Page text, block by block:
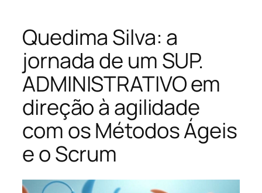
Quedima Silva: a
jornada de um SUP.
ADMINISTRATIVO em
direção à agilidade
com os Métodos Ágeis
e o Scrum